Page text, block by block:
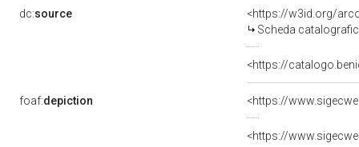
dc:source
<https://w3id.org/
Scheda
<https://
foaf:depiction